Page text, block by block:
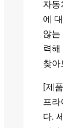
자동
에
않는
력
찾아
[제
프라
다.